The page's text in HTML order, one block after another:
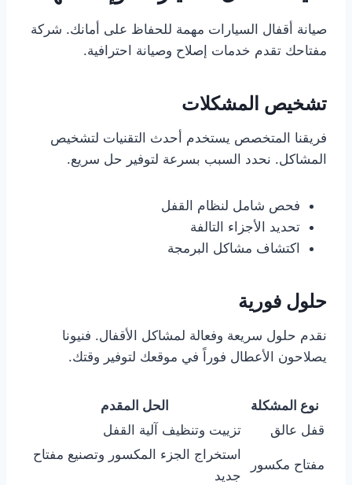
صيانة أقفال السيارات مهمة للحفاظ على أمانك. شركة
مفتاحك تقدم خدمات إصلاح وصيانة احترافية.
تشخيص المشكلات
فريقنا المتخصص يستخدم أحدث التقنيات لتشخيص
المشاكل. نحدد السبب بسرعة لتوفير حل سريع.
فحص شامل لنظام القفل
تحديد الأجزاء التالفة
اكتشاف مشاكل البرمجة
حلول فورية
نقدم حلول سريعة وفعالة لمشاكل الأقفال. فنيونا
يصلاحون الأعطال فوراً في موقعك لتوفير وقتك.
نوع المشكلة
الحل المقدم
قفل عالق
تزييت وتنظيف آلية القفل
مفتاح مكسور
استخراج الجزء المكسور وتصنيع مفتاح
جديد